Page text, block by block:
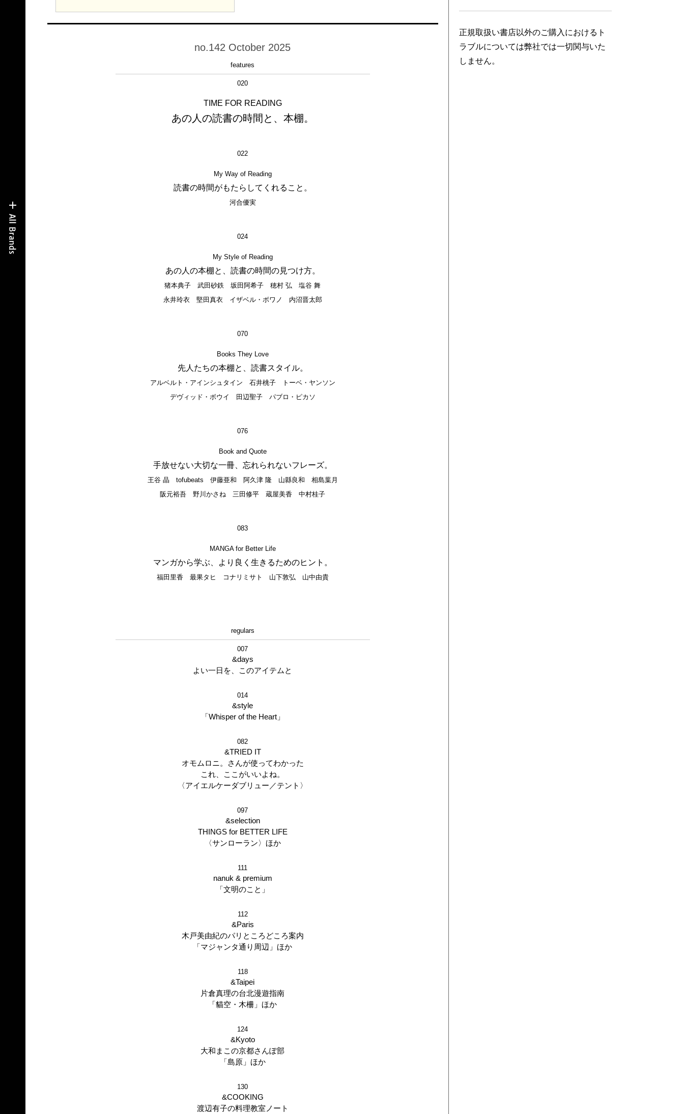
no.142 October 2025
features
020
TIME FOR READING
あの人の読書の時間と、本棚。
022
My Way of Reading
読書の時間がもたらしてくれること。
河合優実
024
My Style of Reading
あの人の本棚と、読書の時間の見つけ方。
猪本典子 武田砂鉄 坂田阿希子 穂村 弘 塩谷 舞
永井玲衣 堅田真衣 イザベル・ボワノ 内沼晋太郎
070
Books They Love
先人たちの本棚と、読書スタイル。
アルベルト・アインシュタイン 石井桃子 トーベ・ヤンソン
デヴィッド・ボウイ 田辺聖子 パブロ・ピカソ
076
Book and Quote
手放せない大切な一冊、忘れられないフレーズ。
王谷 晶 tofubeats 伊藤亜和 阿久津 隆 山縣良和 相島葉月
阪元裕吾 野川かさね 三田修平 蔵屋美香 中村桂子
083
MANGA for Better Life
マンガから学ぶ、より良く生きるためのヒント。
福田里香 最果タヒ コナリミサト 山下敦弘 山中由貴
regulars
007
&days
よい一日を、このアイテムと
014
&style
「Whisper of the Heart」
082
&TRIED IT
オモムロニ。さんが使ってわかった
これ、ここがいいよね。
〈アイエルケーダブリュー／テント〉
097
&selection
THINGS for BETTER LIFE
〈サンローラン〉ほか
111
nanuk & premium
「文明のこと」
112
&Paris
木戸美由紀のパリところどころ案内
「マジャンタ通り周辺」ほか
118
&Taipei
片倉真理の台北漫遊指南
「貓空・木柵」ほか
124
&Kyoto
大和まこの京都さんぽ部
「島原」ほか
130
&COOKING
渡辺有子の料理教室ノート
正規取扱い書店以外のご購入におけるト
ラブルについては弊社では一切関与いた
しません。